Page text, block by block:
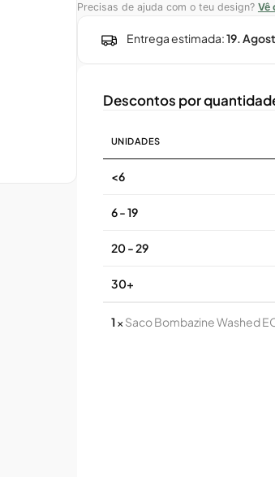
Precisas de ajuda com o teu design? Vê
Entrega estimada:19.
Descontos por
UNIDADES
<6
6 - 19
20 - 29
30+
1× Saco Bombazine Washed